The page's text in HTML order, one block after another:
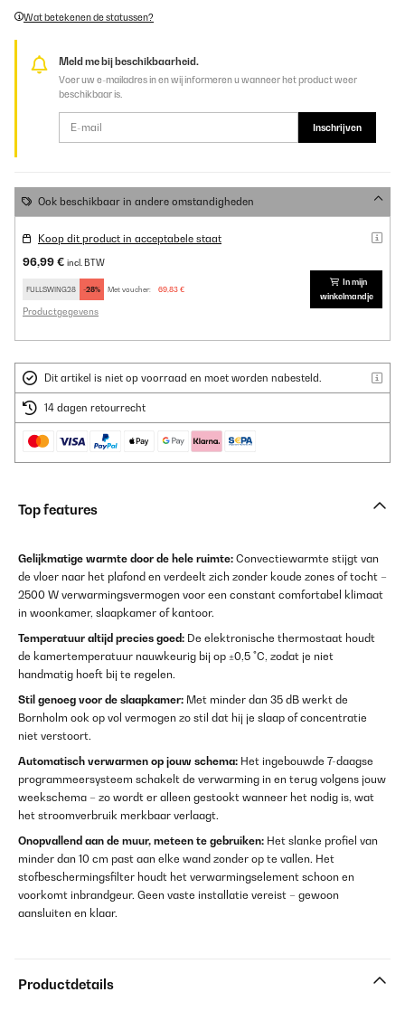
Wat betekenen de statussen?
Meld me bij beschikbaarheid.
Voer uw e-mailadres in en wij informeren u wanneer het product weer
beschikbaar is.
Inschrijven
Ook beschikbaar in andere omstandigheden
Koop dit product in acceptabele staat
96,99 € incl. BTW
FULLSWING28 -28% Met voucher: 69,83 €
Productgegevens
In mijn
winkelmandje
Dit artikel is niet op voorraad en moet worden nabesteld.
14 dagen retourrecht
Top features
Gelijkmatige warmte door de hele ruimte: Convectiewarmte stijgt van
de vloer naar het plafond en verdeelt zich zonder koude zones of tocht –
2500 W verwarmingsvermogen voor een constant comfortabel klimaat
in woonkamer, slaapkamer of kantoor.
Temperatuur altijd precies goed: De elektronische thermostaat houdt
de kamertemperatuur nauwkeurig bij op ±0,5 °C, zodat je niet
handmatig hoeft bij te regelen.
Stil genoeg voor de slaapkamer: Met minder dan 35 dB werkt de
Bornholm ook op vol vermogen zo stil dat hij je slaap of concentratie
niet verstoort.
Automatisch verwarmen op jouw schema: Het ingebouwde 7-daagse
programmeersysteem schakelt de verwarming in en terug volgens jouw
weekschema – zo wordt er alleen gestookt wanneer het nodig is, wat
het stroomverbruik merkbaar verlaagt.
Onopvallend aan de muur, meteen te gebruiken: Het slanke profiel van
minder dan 10 cm past aan elke wand zonder op te vallen. Het
stofbeschermingsfilter houdt het verwarmingselement schoon en
voorkomt inbrandgeur. Geen vaste installatie vereist – gewoon
aansluiten en klaar.
Productdetails